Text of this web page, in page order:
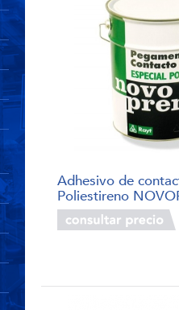
Adhesivo de
Poliestireno